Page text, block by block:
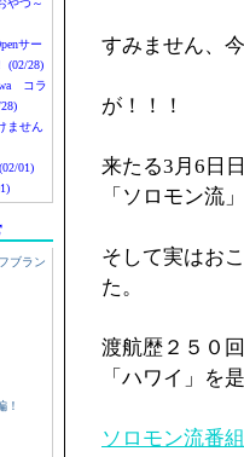
サー
(02/28)
コラ
ません
01)
ブラン
！
すみません、
が！！！
来たる3月6日
「ソロモン流
そして実はお
た。
渡航歴２５０
「ハワイ」を
ソロモン流番